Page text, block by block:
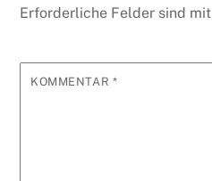
Erforderliche Felder sind
KOMMENTAR *